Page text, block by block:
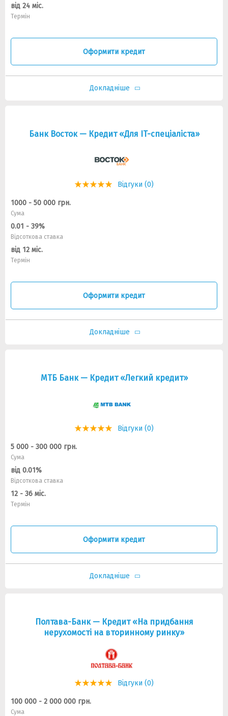
від 24 міс.
Термін
Оформити кредит
Докладніше
Банк Восток — Кредит «Для IT-спеціаліста»
Відгуки (0)
1000 - 50 000 грн.
Сума
0.01 - 39%
Відсоткова ставка
від 12 міс.
Термін
Оформити кредит
Докладніше
МТБ Банк — Кредит «Легкий кредит»
Відгуки (0)
5 000 - 300 000 грн.
Сума
від 0.01%
Відсоткова ставка
12 - 36 міс.
Термін
Оформити кредит
Докладніше
Полтава-Банк — Кредит «На придбання
нерухомості на вторинному ринку»
Відгуки (0)
100 000 - 2 000 000 грн.
Сума